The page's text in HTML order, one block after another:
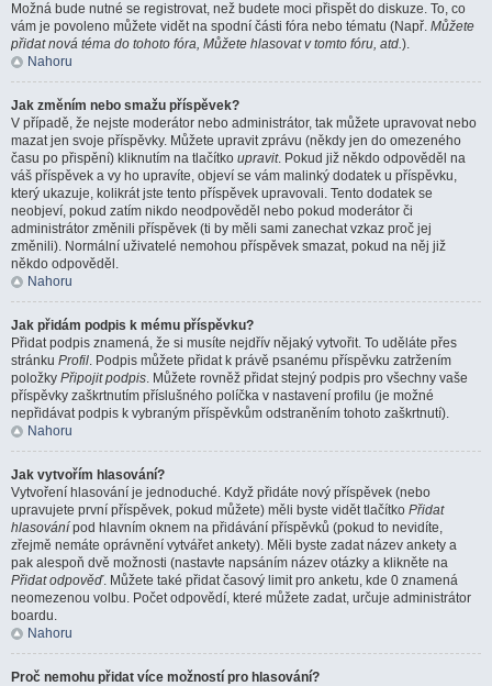
Možná bude nutné se registrovat, než budete moci přispět do diskuze. To, co
vám je povoleno můžete vidět na spodní části fóra nebo tématu (Např. Můžete
přidat nová téma do tohoto fóra, Můžete hlasovat v tomto fóru, atd.).
Nahoru
Jak změním nebo smažu příspěvek?
V případě, že nejste moderátor nebo administrátor, tak můžete upravovat nebo
mazat jen svoje příspěvky. Můžete upravit zprávu (někdy jen do omezeného
času po přispění) kliknutím na tlačítko upravit. Pokud již někdo odpověděl na
váš příspěvek a vy ho upravíte, objeví se vám malinký dodatek u příspěvku,
který ukazuje, kolikrát jste tento příspěvek upravovali. Tento dodatek se
neobjeví, pokud zatím nikdo neodpověděl nebo pokud moderátor či
administrátor změnili příspěvek (ti by měli sami zanechat vzkaz proč jej
změnili). Normální uživatelé nemohou příspěvek smazat, pokud na něj již
někdo odpověděl.
Nahoru
Jak přidám podpis k mému příspěvku?
Přidat podpis znamená, že si musíte nejdřív nějaký vytvořit. To uděláte přes
stránku Profil. Podpis můžete přidat k právě psanému příspěvku zatržením
položky Připojit podpis. Můžete rovněž přidat stejný podpis pro všechny vaše
příspěvky zaškrtnutím příslušného políčka v nastavení profilu (je možné
nepřidávat podpis k vybraným příspěvkům odstraněním tohoto zaškrtnutí).
Nahoru
Jak vytvořím hlasování?
Vytvoření hlasování je jednoduché. Když přidáte nový příspěvek (nebo
upravujete první příspěvek, pokud můžete) měli byste vidět tlačítko Přidat
hlasování pod hlavním oknem na přidávání příspěvků (pokud to nevidíte,
zřejmě nemáte oprávnění vytvářet ankety). Měli byste zadat název ankety a
pak alespoň dvě možnosti (nastavte napsáním název otázky a klikněte na
Přidat odpověď. Můžete také přidat časový limit pro anketu, kde 0 znamená
neomezenou volbu. Počet odpovědí, které můžete zadat, určuje administrátor
boardu.
Nahoru
Proč nemohu přidat více možností pro hlasování?